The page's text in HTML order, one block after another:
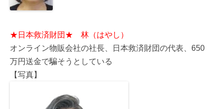
★日本救済財団★ 林（はやし）
オンライン物販会社の社長、日本救済財団の代表、650
万円送金で騙そうとしている
【写真】